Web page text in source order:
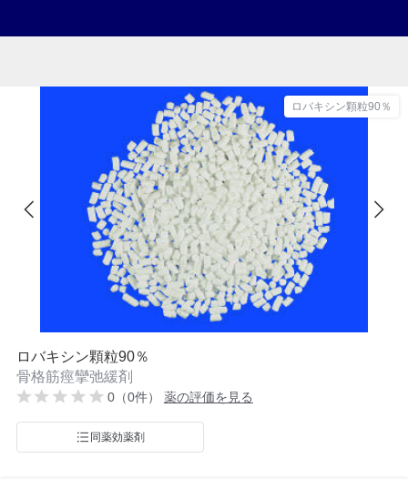
ロバキシン顆粒90％
ロバキシン顆粒90％
骨格筋痙攣弛緩剤
0（0件） 薬の評価を見る
同薬効薬剤